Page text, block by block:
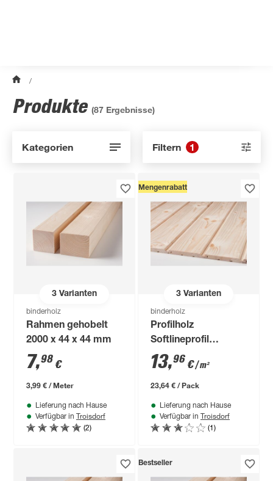
/
Produkte (87 Ergebnisse)
Kategorien Filtern 1
3Varianten
binderholz
Rahmen gehobelt
2000 x 44 x 44 mm
7,98 €
3,99 € / Meter
Lieferung nach Hause
Verfügbar in Troisdorf
(2)
3Varianten
Mengenrabatt
binderholz
Profilholz
Softlineprofil
Fichte/Tanne
gehobelt 14 x 121 x
2000 mm B-
13,96 €/ m²
23,64 € / Pack
Lieferung nach Hause
Verfügbar in Troisdorf
(1)
Bestseller